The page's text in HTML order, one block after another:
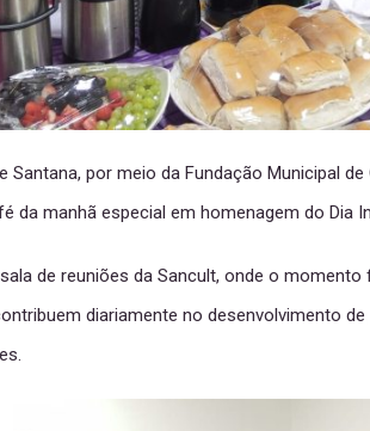
Santana, por meio da Fundação Municipal
da manhã especial em homenagem do Dia
de reuniões da Sancult, onde o
diariamente no desenvolvimento